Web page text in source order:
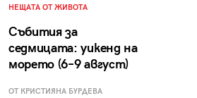
НЕЩАТА ОТ ЖИВОТА
Събития за
седмицата: уикенд на
морето (6–9 август)
ОТ КРИСТИЯНА БУРДЕВА